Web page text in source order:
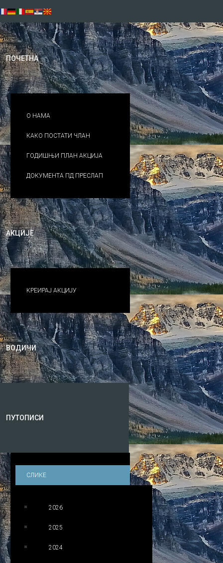
ПОЧЕТНА
О НАМА
КАКО ПОСТАТИ ЧЛАН
ГОДИШЊИ ПЛАН АКЦИЈА
ДОКУМЕНТА ПД ПРЕСЛАП
АКЦИЈЕ
КРЕИРАЈ АКЦИЈУ
ВОДИЧИ
ПУТОПИСИ
СЛИКЕ
2026
2025
2024
YearMonth
YearMonth